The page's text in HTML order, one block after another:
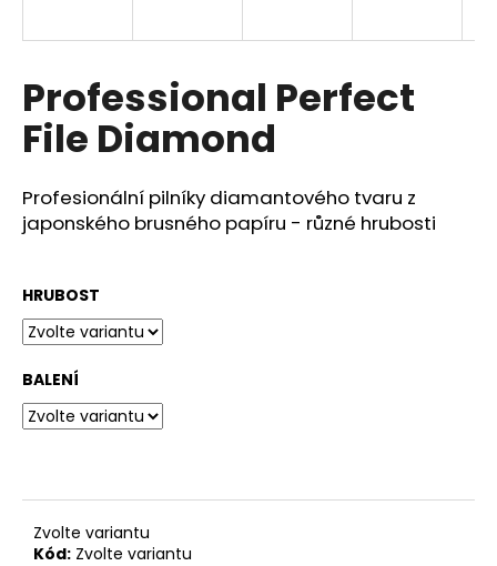
Professional Perfect
File Diamond
Profesionální pilníky diamantového tvaru z
japonského brusného papíru - různé hrubosti
HRUBOST
BALENÍ
Zvolte variantu
Kód: Zvolte variantu
í
t
?
D
o
p
o
č
u